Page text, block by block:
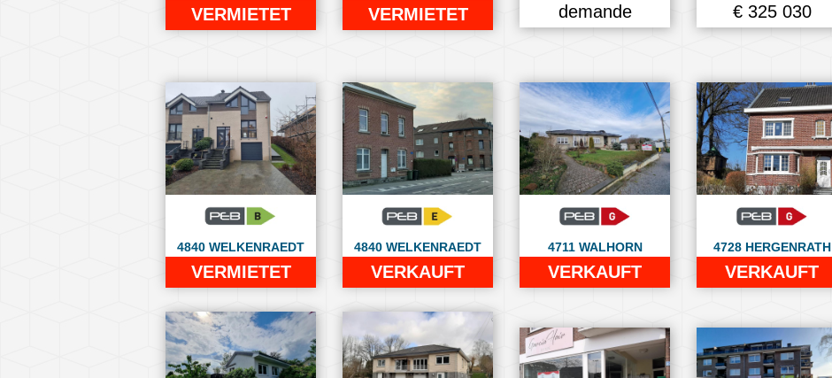
VERMIETET VERMIETET
demande
€ 325 030
4840 WELKENRAEDT
VERMIETET
4840 WELKENRAEDT
VERKAUFT
4711 WALHORN
VERKAUFT
4728 HERGENRATH
VERKAUFT